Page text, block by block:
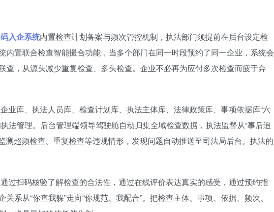
入企系统内置检查计划备案与频次管控机制，执法部门须提前在后台设定检
内置联合检查智能撮合功能，当多个部门在同一时段预约了同一企业，系统会
查，从源头减少重复检查、多头检查。企业不必再为应付多次检查而疲于奔
业库、执法人员库、检查计划库、执法主体库、法律政策库、事项依据库“六
法管理。后台管理端领导驾驶舱自动归集全域检查数据，执法监督从“事后追
测超频检查、重复检查等违规情形，发现问题自动推送至司法局后台。执法的
过扫码核验了解检查的合法性，通过在线评价表达真实的感受，通过预约指
系从“你查我躲”走向“你规范、我配合”。把检查主体、事项、依据、频次、